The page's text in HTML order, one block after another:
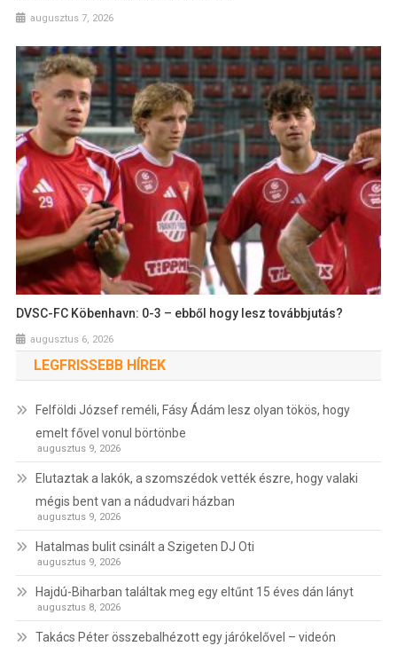
augusztus 7, 2026
DVSC-FC Köbenhavn: 0-3 – ebből hogy lesz továbbjutás?
augusztus 6, 2026
LEGFRISSEBB HÍREK
Felföldi József reméli, Fásy Ádám lesz olyan tökös, hogy
emelt fővel vonul börtönbe
augusztus 9, 2026
Elutaztak a lakók, a szomszédok vették észre, hogy valaki
mégis bent van a nádudvari házban
augusztus 9, 2026
Hatalmas bulit csinált a Szigeten DJ Oti
augusztus 9, 2026
Hajdú-Biharban találtak meg egy eltűnt 15 éves dán lányt
augusztus 8, 2026
Takács Péter összebalhézott egy járókelővel – videón